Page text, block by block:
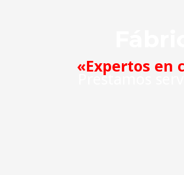
«Expertos en
Prestamos